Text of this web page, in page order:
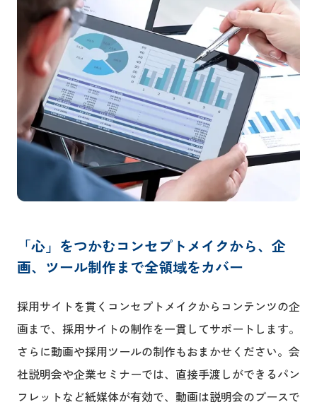
「心」をつかむコンセプトメイクから、企
画、ツール制作まで全領域をカバー
採用サイトを貫くコンセプトメイクからコンテンツの企
画まで、採用サイトの制作を一貫してサポートします。
さらに動画や採用ツールの制作もおまかせください。会
社説明会や企業セミナーでは、直接手渡しができるパン
フレットなど紙媒体が有効で、動画は説明会のブースで